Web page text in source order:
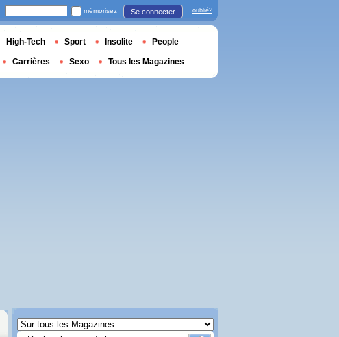
mémorisez Se connecter oublié?
High-Tech Sport Insolite People
Carrières Sexo Tous les Magazines